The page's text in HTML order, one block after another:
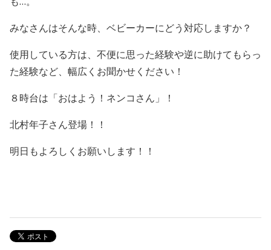
みなさんはそんな時、ベビーカーにどう対応しますか？
使用している方は、不便に思った経験や逆に助けてもらっ
た経験など、幅広くお聞かせください！
８時台は 「おはよう！ネンコさん」！
北村年子さん登場！！
明日もよろしくお願いします！！